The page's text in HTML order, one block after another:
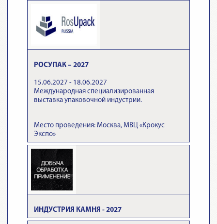
РОСУПАК – 2027
15.06.2027 - 18.06.2027
Международная специализированная
выставка упаковочной индустрии.
Место проведения: Москва, МВЦ «Крокус
Экспо»
ИНДУСТРИЯ КАМНЯ - 2027